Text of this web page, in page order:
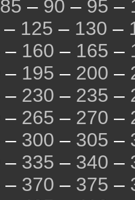
85 – 90 – 95 –
– 125 – 130 –
– 160 – 165 –
– 195 – 200 –
– 230 – 235 –
– 265 – 270 –
– 300 – 305 –
– 335 – 340 –
– 370 – 375 –